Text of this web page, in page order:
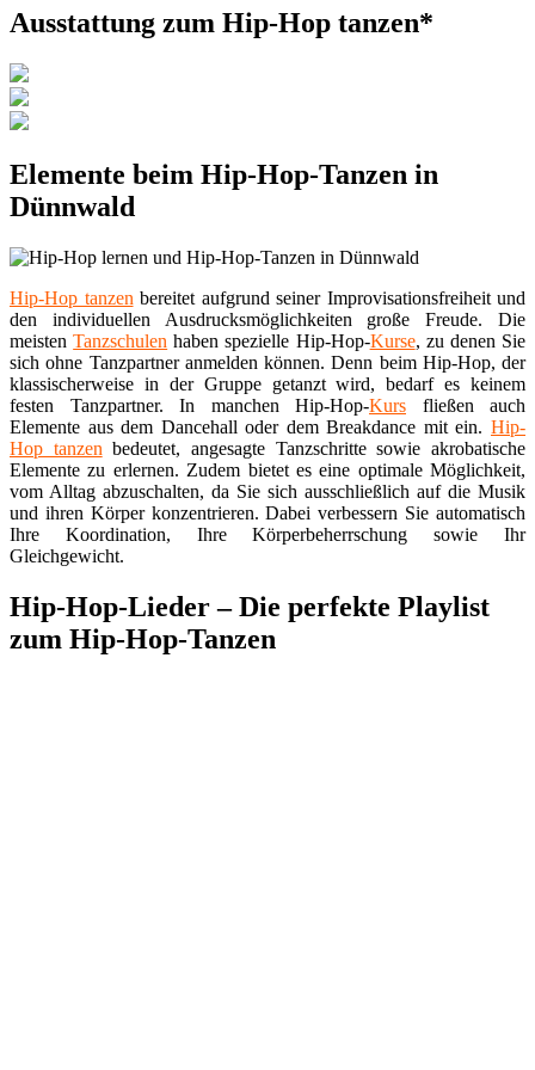
Ausstattung zum Hip-Hop tanzen*
Elemente beim Hip-Hop-Tanzen in
Dünnwald
Hip-Hop tanzen bereitet aufgrund seiner Improvisationsfreiheit und
den individuellen Ausdrucksmöglichkeiten große Freude. Die
meistenTanzschulen haben spezielle Hip-Hop-Kurse, zu denen Sie
sich ohne Tanzpartner anmelden können. Denn beim Hip-Hop, der
klassischerweise in der Gruppe getanzt wird, bedarf es keinem
festen Tanzpartner. In manchen Hip-Hop-Kurs fließen auch
Elemente aus dem Dancehall oder dem Breakdance mit ein. Hip-
Hop tanzen bedeutet, angesagte Tanzschritte sowie akrobatische
Elemente zu erlernen. Zudem bietet es eine optimale Möglichkeit,
vom Alltag abzuschalten, da Sie sich ausschließlich auf die Musik
und ihren Körper konzentrieren. Dabei verbessern Sie automatisch
Ihre Koordination, Ihre Körperbeherrschung sowie Ihr
Gleichgewicht.
Hip-Hop-Lieder – Die perfekte Playlist
zum Hip-Hop-Tanzen